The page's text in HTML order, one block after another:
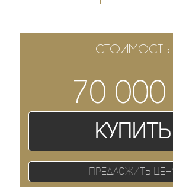
СТОИМОСТЬ
70
Купить
Предложить